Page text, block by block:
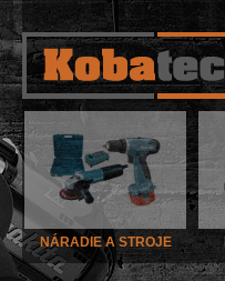
NÁRADIE A STROJE